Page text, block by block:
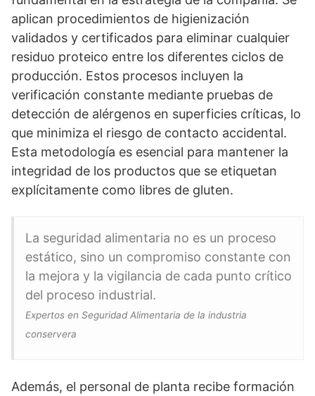
aplican procedimientos de higienización
validados y certificados para eliminar cualquier
residuo proteico entre los diferentes ciclos de
producción. Estos procesos incluyen la
verificación constante mediante pruebas de
detección de alérgenos en superficies críticas, lo
que minimiza el riesgo de contacto accidental.
Esta metodología es esencial para mantener la
integridad de los productos que se etiquetan
explícitamente como libres de gluten.
La seguridad alimentaria no es un proceso
estático, sino un compromiso constante con
la mejora y la vigilancia de cada punto crítico
del proceso industrial.
Expertos en Seguridad Alimentaria de la industria
conservera
Además, el personal de planta recibe formación